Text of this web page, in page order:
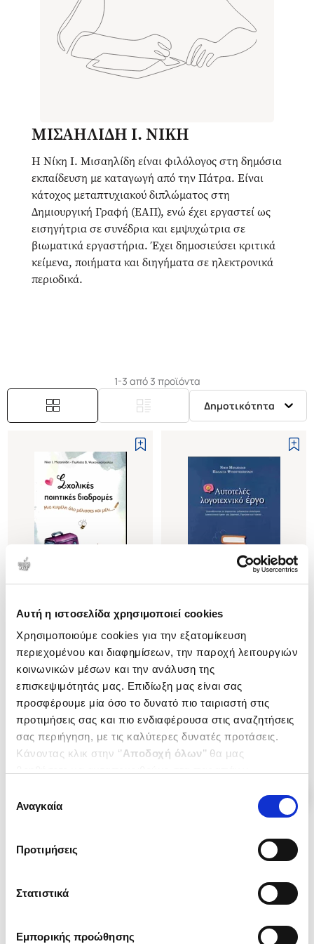
Αυτή η ιστοσελίδα χρησιμοποιεί cookies
Χρησιμοποιούμε cookies για την εξατομίκευση
περιεχομένου και διαφημίσεων, την παροχή λειτουργιών
κοινωνικών μέσων και την ανάλυση της
επισκεψιμότητάς μας. Επιδίωξη μας είναι σας
προσφέρουμε μία όσο το δυνατό πιο ταιριαστή στις
προτιμήσεις σας και πιο ενδιαφέρουσα στις αναζητήσεις
σας περιήγηση, με τις καλύτερες δυνατές προτάσεις.
Κάνοντας κλικ στην ‘’Αποδοχή όλων’’ θα μας
ενδιαφέρουν και να επιλέξετε από τα παρακάτω με την
΄΄και να ενημερωθείτε σχετικά με
συγκατάθεσης
Αναγκαία
Προτιμήσεις
Στατιστικά
Εμπορικής προώθησης
ΜΙΣΑΗΛΙΔΗ Ι. ΝΙΚΗ
Η Νίκη Ι. Μισαηλίδη είναι φιλόλογος στη δημόσια
εκπαίδευση με καταγωγή από την Πάτρα. Είναι
κάτοχος μεταπτυχιακού διπλώματος στη
Δημιουργική Γραφή (ΕΑΠ), ενώ έχει εργαστεί ως
εισηγήτρια σε συνέδρια και εμψυχώτρια σε
βιωματικά εργαστήρια. Έχει δημοσιεύσει κριτικά
κείμενα, ποιήματα και διηγήματα σε ηλεκτρονικά
περιοδικά.
1-3 από 3 προϊόντα
Δημοτικότητα
(0)
Σχολικές ποιητικές διαδρομές
Μια κυψέλη όλο μέλισσες και
μέλι...
ΜΙΣΑΗΛΙΔΗ Ι. ΝΙΚΗ
Κωδ. Πολιτείας:5594-1084
13. 00€
Τιμή Έκδοσης
9.10€
Τιμή Πολιτείας
Αυτοτελές λογοτεχνικό έργο
ΜΙΣΑΗΛΙΔΗ Ι. ΝΙΚΗ
Κωδ. Πολιτείας:
26.00 €
Τιμή Έκδοσης
23.40€
Τιμή Πολιτείας